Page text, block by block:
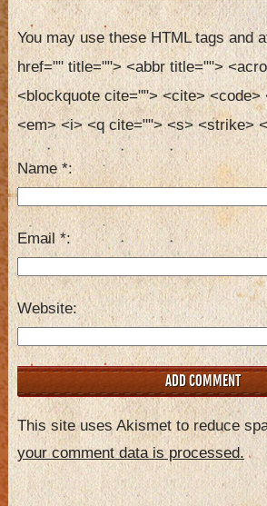
You may use these HTML tags and
href="" title=""> <abbr title="">
<blockquote cite=""> <cite> <code>
<em> <i> <q cite=""> <s> <strike>
Name*
Email*
Website
This site uses Akismet to reduce
your comment data is processed.